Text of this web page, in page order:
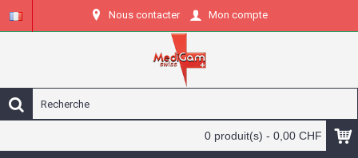
Nous contacter Mon compte
0 produit(s) - 0,00 CHF